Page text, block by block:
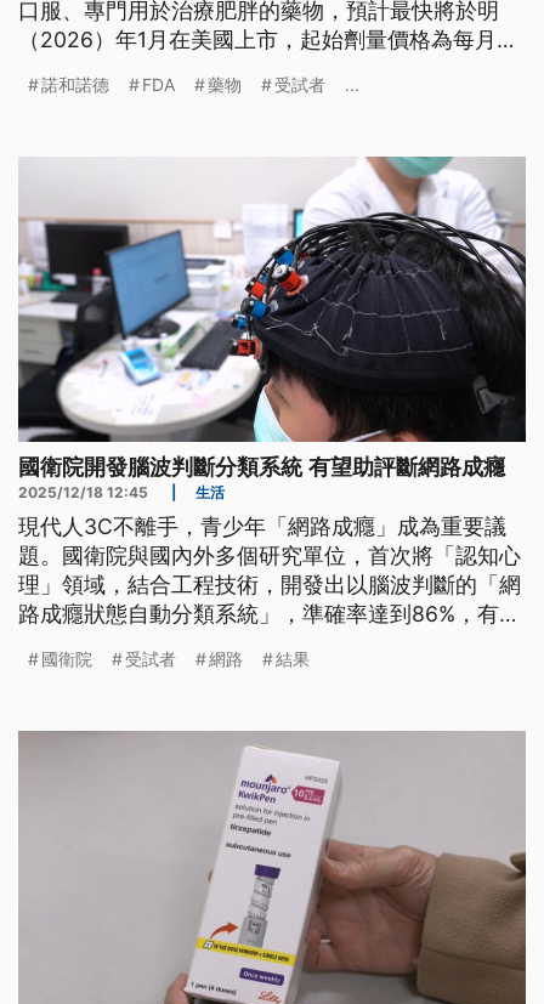
口服、專門用於治療肥胖的藥物，預計最快將於明
（2026）年1月在美國上市，起始劑量價格為每月
示，口服版Wegovy的成效與針劑版相當，受試者在
諾和諾德 FDA 藥物 受試者 ...
國衛院開發腦波判斷分類系統 有望助評斷網路成癮
2025/12/18 12:45 生活
現代人3C不離手，青少年「網路成癮」成為重要議
題。國衛院與國內外多個研究單位，首次將「認知心
理」領域，結合工程技術，開發出以腦波判斷的「網
路成癮狀態自動分類系統」，準確率達到86%，有機
國衛院 受試者 網路 結果